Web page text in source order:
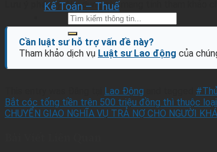
Kế Toán – Thuế
Tìm
kiếm
thông
tin
Lưu ý pháp lý:Nội dung này mang tính tham khảo
Cần luật sư hỗ trợ vấn đề này?
Tham khảo dịch vụ Luật sư Lao động của
Lao Động
Bắt cóc tống tiền trên 500 triệu đồng thì thuộc
CHUYỂN GIAO NGHĨA VỤ TRẢ NỢ CHO NGƯỜI